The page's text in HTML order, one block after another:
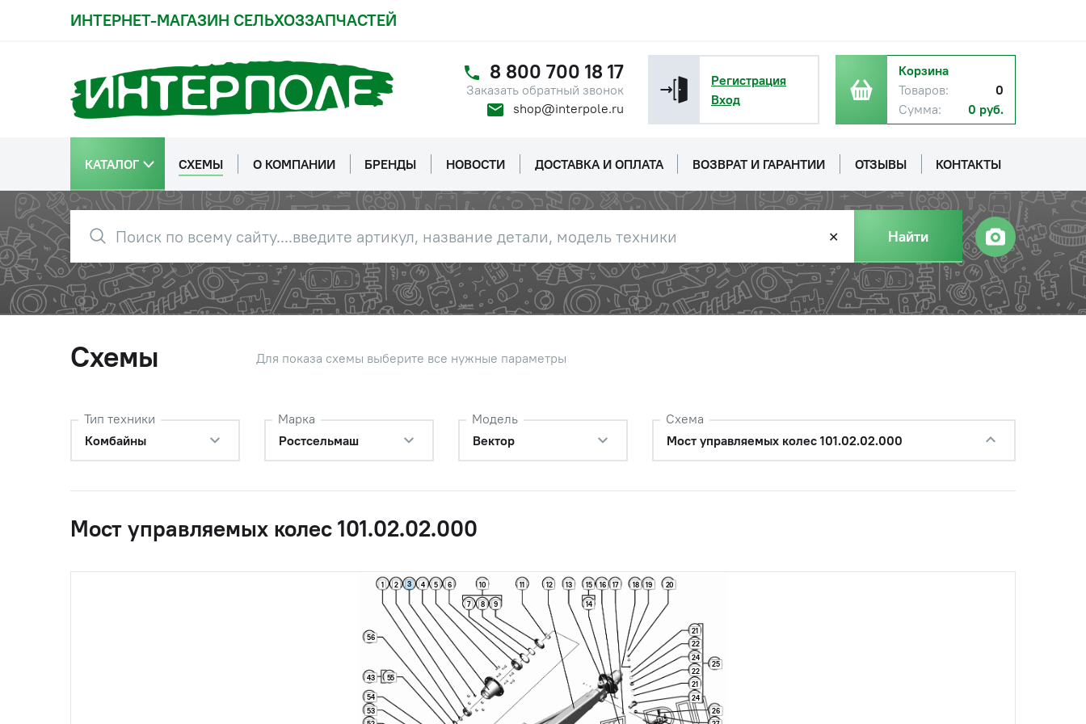
ИНТЕРНЕТ-МАГАЗИН СЕЛЬХОЗЗАПЧАСТЕЙ
8 800 700 18 17
Заказать обратный звонок
shop@interpole.ru
Регистрация
Вход
Корзина
Товаров:
0
Сумма:
0 руб.
КАТАЛОГ СХЕМЫ О КОМПАНИИ БРЕНДЫ НОВОСТИ ДОСТАВКА И ОПЛАТА ВОЗВРАТ И ГАРАНТИИ ОТЗЫВЫ КОНТАКТЫ
✕ Найти
Схемы Для показа схемы выберите все нужные параметры
Тип техники
Комбайны
Марка
Ростсельмаш
Модель
Вектор
Схема
Мост управляемых колес 101.02.02.000
Мост управляемых колес 101.02.02.000
1 2 3 4 5 6
7 8 9
10 11 12 13
14
15 16 17 18 19 20
21
21
22
22
24
24
25
26
43
53
54
55
56